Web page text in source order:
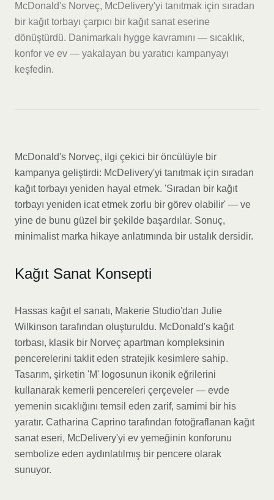
McDonald's Norveç, McDelivery'yi tanıtmak için sıradan
bir kağıt torbayı çarpıcı bir kağıt sanat eserine
dönüştürdü. Danimarkalı hygge kavramını — sıcaklık,
konfor ve ev — yakalayan bu yaratıcı kampanyayı
keşfedin.
McDonald's Norveç, ilgi çekici bir öncülüyle bir
kampanya geliştirdi: McDelivery'yi tanıtmak için sıradan
kağıt torbayı yeniden hayal etmek. 'Sıradan bir kağıt
torbayı yeniden icat etmek zorlu bir görev olabilir' — ve
yine de bunu güzel bir şekilde başardılar. Sonuç,
minimalist marka hikaye anlatımında bir ustalık dersidir.
Kağıt Sanat Konsepti
Hassas kağıt el sanatı, Makerie Studio'dan Julie
Wilkinson tarafından oluşturuldu. McDonald's kağıt
torbası, klasik bir Norveç apartman kompleksinin
pencerelerini taklit eden stratejik kesimlere sahip.
Tasarım, şirketin 'M' logosunun ikonik eğrilerini
kullanarak kemerli pencereleri çerçeveler — evde
yemenin sıcaklığını temsil eden zarif, samimi bir his
yaratır. Catharina Caprino tarafından fotoğraflanan kağıt
sanat eseri, McDelivery'yi ev yemeğinin konforunu
sembolize eden aydınlatılmış bir pencere olarak
sunuyor.